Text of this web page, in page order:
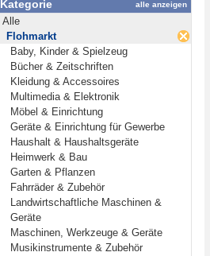
Kategorie alle anzeigen
Alle
Flohmarkt
Baby, Kinder & Spielzeug
Bücher & Zeitschriften
Kleidung & Accessoires
Multimedia & Elektronik
Möbel & Einrichtung
Geräte & Einrichtung für Gewerbe
Haushalt & Haushaltsgeräte
Heimwerk & Bau
Garten & Pflanzen
Fahrräder & Zubehör
Landwirtschaftliche Maschinen &
Geräte
Maschinen, Werkzeuge & Geräte
Musikinstrumente & Zubehör